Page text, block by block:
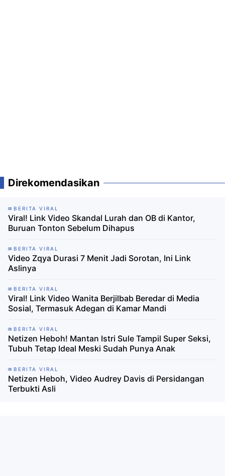
Direkomendasikan
BERITA VIRAL
Viral! Link Video Skandal Lurah dan OB di Kantor,
Buruan Tonton Sebelum Dihapus
BERITA VIRAL
Video Zqya Durasi 7 Menit Jadi Sorotan, Ini Link
Aslinya
BERITA VIRAL
Viral! Link Video Wanita Berjilbab Beredar di Media
Sosial, Termasuk Adegan di Kamar Mandi
BERITA VIRAL
Netizen Heboh! Mantan Istri Sule Tampil Super Seksi,
Tubuh Tetap Ideal Meski Sudah Punya Anak
BERITA VIRAL
Netizen Heboh, Video Audrey Davis di Persidangan
Terbukti Asli